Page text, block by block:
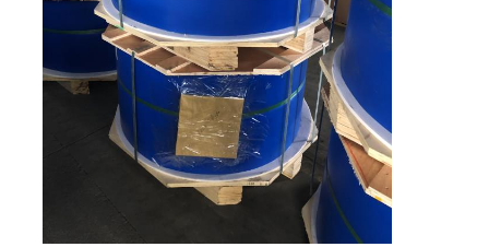
ورق الألومنيوم المصفوف
ألواح قرص الألومنيوم
قرص العسل الألومنيوم